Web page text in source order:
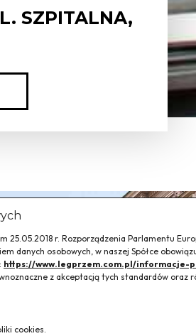
SZPITALNA,
25.05.2018 r. Rozporządzenia Parlamentu
danych osobowych, w naszej Spółce
https://www.legprzem.com.pl/informacje-
z akceptacją tych standardów oraz
cookies.